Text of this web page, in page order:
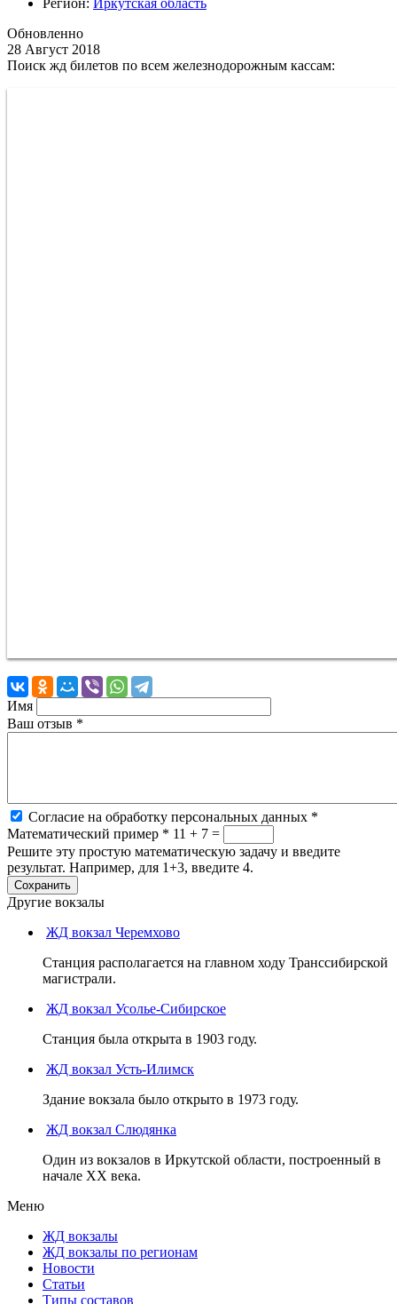
Обновленно
28 Август 2018
Поиск жд билетов по всем железнодорожным кассам:
Имя
Ваш отзыв *
Согласие на обработку персональных данных *
Математический пример * 11 + 7 =
Решите эту простую математическую задачу и введите
результат. Например, для 1+3, введите 4.
Другие вокзалы
ЖД вокзал Черемхово
Станция располагается на главном ходу Транссибирской
магистрали.
ЖД вокзал Усолье-Сибирское
Станция была открыта в 1903 году.
ЖД вокзал Усть-Илимск
Здание вокзала было открыто в 1973 году.
ЖД вокзал Слюдянка
Один из вокзалов в Иркутской области, построенный в
начале XX века.
Меню
ЖД вокзалы
ЖД вокзалы по регионам
Новости
Статьи
Типы составов